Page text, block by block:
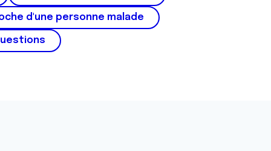
d'une personne malade